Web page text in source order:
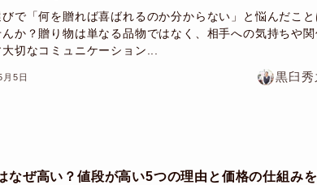
びで「何を贈れば喜ばれるのか分からない」と悩んだこと
んか？贈り物は単なる品物ではなく、相手への気持ちや関
切なコミュニケーション...
月5日 黒臼秀
なぜ高い？値段が高い5つの理由と価格の仕組み